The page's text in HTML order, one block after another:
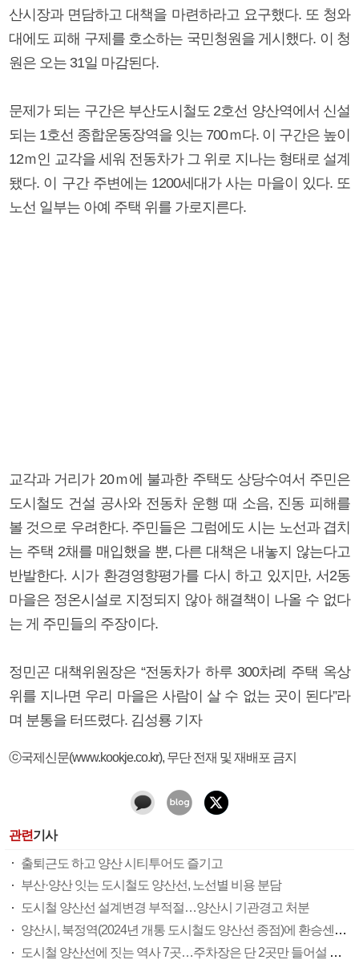
산시장과 면담하고 대책을 마련하라고 요구했다. 또 청와
대에도 피해 구제를 호소하는 국민청원을 게시했다. 이 청
원은 오는 31일 마감된다.
문제가 되는 구간은 부산도시철도 2호선 양산역에서 신설
되는 1호선 종합운동장역을 잇는 700ｍ다. 이 구간은 높이
12ｍ인 교각을 세워 전동차가 그 위로 지나는 형태로 설계
됐다. 이 구간 주변에는 1200세대가 사는 마을이 있다. 또
노선 일부는 아예 주택 위를 가로지른다.
교각과 거리가 20ｍ에 불과한 주택도 상당수여서 주민은
도시철도 건설 공사와 전동차 운행 때 소음, 진동 피해를
볼 것으로 우려한다. 주민들은 그럼에도 시는 노선과 겹치
는 주택 2채를 매입했을 뿐, 다른 대책은 내놓지 않는다고
반발한다. 시가 환경영향평가를 다시 하고 있지만, 서2동
마을은 정온시설로 지정되지 않아 해결책이 나올 수 없다
는 게 주민들의 주장이다.
정민곤 대책위원장은 “전동차가 하루 300차례 주택 옥상
위를 지나면 우리 마을은 사람이 살 수 없는 곳이 된다”라
며 분통을 터뜨렸다. 김성룡 기자
ⓒ국제신문(www.kookje.co.kr), 무단 전재 및 재배포 금지
관련기사
출퇴근도 하고 양산 시티투어도 즐기고
부산·양산 잇는 도시철도 양산선, 노선별 비용 분담
도시철 양산선 설계변경 부적절…양산시 기관경고 처분
양산시, 북정역(2024년 개통 도시철도 양산선 종점)에 환승센터 건립 추진
도시철 양산선에 짓는 역사 7곳…주차장은 단 2곳만 들어설 우려